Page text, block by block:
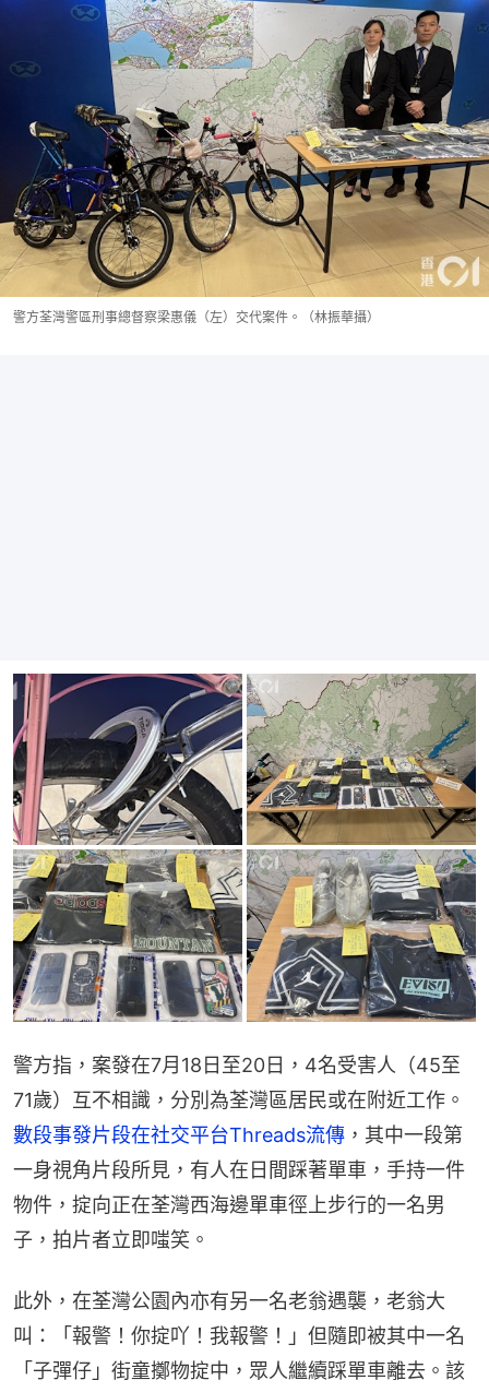
警方荃灣警區刑事總督察梁惠儀（左）交代案件。（林振華攝）
警方指，案發在7月18日至20日，4名受害人（45至
71歲）互不相識，分別為荃灣區居民或在附近工作。
數段事發片段在社交平台Threads流傳 ，其中一段第
一身視角片段所見，有人在日間踩著單車，手持一件
物件，掟向正在荃灣西海邊單車徑上步行的一名男
子，拍片者立即嗤笑。
此外，在荃灣公園內亦有另一名老翁遇襲，老翁大
叫：「報警！你掟吖！我報警！」但隨即被其中一名
「子彈仔」街童擲物掟中，眾人繼續踩單車離去。該